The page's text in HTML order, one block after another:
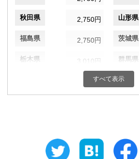
秋田県 2,750円 山形県
福島県 2,750円 茨城県
栃木県 3,010円 群馬県
3,010円 千葉県
3,170円 福井県
すべて表示